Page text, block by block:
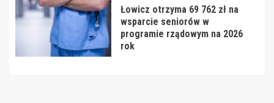
Łowicz otrzyma 69 762 zł na
wsparcie seniorów w
programie rządowym na 2026
rok